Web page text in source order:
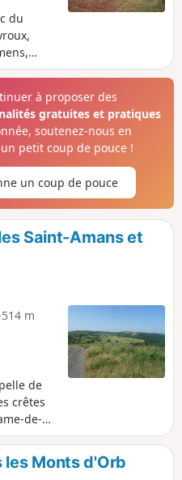
du
à proposer des
gratuites et pratiques
soutenez-nous en
petit coup de pouce !
un coup de pouce
Saint-Amans et
m
de
crêtes
de-
les Monts d'Orb